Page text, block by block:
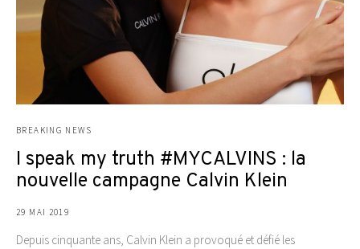
BREAKING NEWS
I speak my truth #MYCALVINS : la
nouvelle campagne Calvin Klein
29 MAI 2019
Depuis cinquante ans, Calvin Klein a provoqué et défié les